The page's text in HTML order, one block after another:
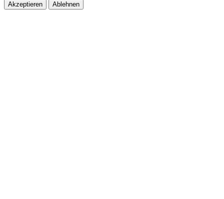
Akzeptieren Ablehnen